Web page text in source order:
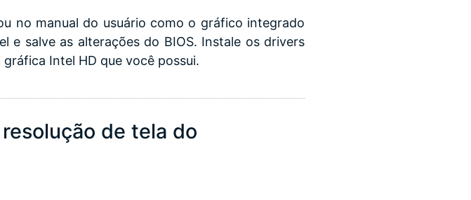
no manual do usuário como o gráfico integrado
e salve as alterações do BIOS. Instale os drivers
Intel HD que você possui.
de tela do